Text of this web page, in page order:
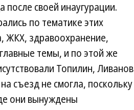
своей инаугурации.
по тематике этих
ЖКХ, здравоохранение,
темы, и по этой же
Топилин, Ливанов
съезд не смогла, поскольку
они вынуждены